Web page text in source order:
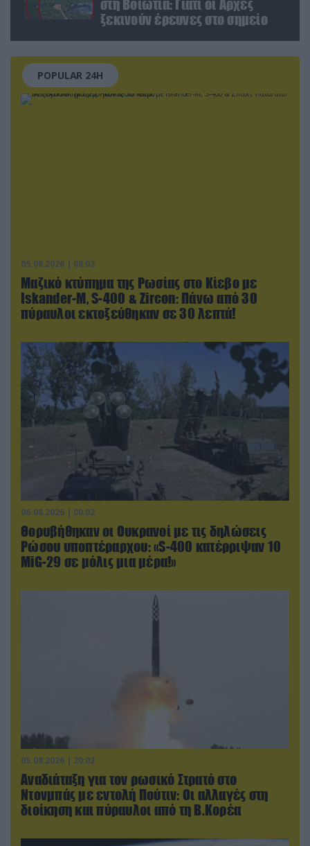
στη Βοιωτία: Γιατί οι Αρχές
ξεκινούν έρευνες στο σημείο
POPULAR 24H
05.08.2026 | 08:02
Μαζικό κτύπημα της Ρωσίας στο Κίεβο με
Iskander-Μ, S-400 & Zircon: Πάνω από 30
πύραυλοι εκτοξεύθηκαν σε 30 λεπτά!
06.08.2026 | 00:02
Θορυβήθηκαν οι Ουκρανοί με τις δηλώσεις
Ρώσου υποπτέραρχου: «S-400 κατέρριψαν 10
MiG-29 σε μόλις μια μέρα!»
05.08.2026 | 20:02
Αναδιάταξη για τον ρωσικό Στρατό στο
Ντονμπάς με εντολή Πούτιν: Οι αλλαγές στη
διοίκηση και πύραυλοι από τη Β.Κορέα